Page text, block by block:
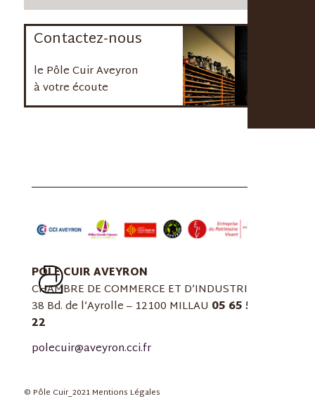
Contactez-nous
le Pôle Cuir Aveyron
à votre écoute
POLE CUIR AVEYRON
CHAMBRE DE COMMERCE ET D’INDUSTRIE
38 Bd. de l’Ayrolle – 12100 MILLAU 05 65 59 59
22
polecuir@aveyron.cci.fr
© Pôle Cuir_2021 Mentions Légales